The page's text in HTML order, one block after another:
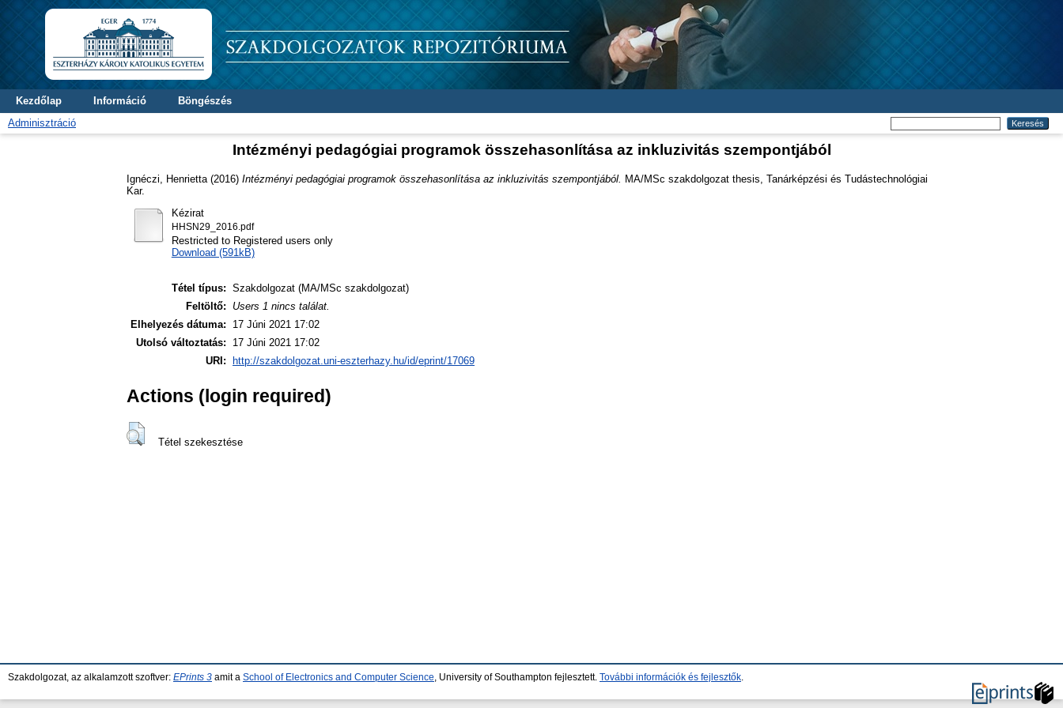
Kezdőlap Információ
Böngészés
Adminisztráció
Intézményi pedagógiai programok összehasonlítása az inkluzivitás szempontjából
Ignéczi, Henrietta (2016) Intézményi pedagógiai programok összehasonlítása az inkluzivitás szempontjából.
MA/MSc szakdolgozat thesis, Tanárképzési és Tudástechnológiai
Kar.
Kézirat
HHSN29_2016.pdf
Restricted to Registered users only
Download (591kB)
Tétel típus: Szakdolgozat (MA/MSc szakdolgozat)
Feltöltő:
Users 1 nincs találat.
Elhelyezés dátuma:
17 Júni 2021 17:02
Utolsó változtatás:
17 Júni 2021 17:02
URI:
http://szakdolgozat.uni-eszterhazy.hu/id/eprint/17069
Actions (login required)
Tétel szekesztése
Szakdolgozat, az alkalamzott szoftver: EPrints 3 amit a School of Electronics and Computer Science , University of Southampton fejlesztett. További információk és fejlesztők